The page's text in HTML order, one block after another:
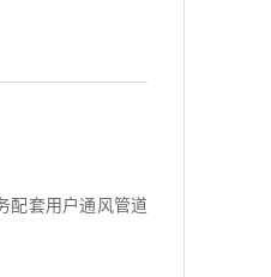
配套用户通风管道